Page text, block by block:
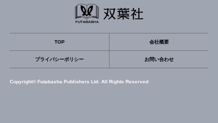
TOP 会社概要
プライバシーポリシー お問い合わせ
Copyright© Futabasha Publishers Ltd. All Rights Reserved